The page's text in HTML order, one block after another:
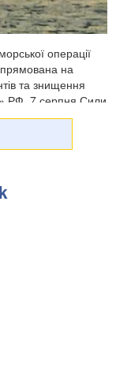
операції
на
та знищення
РФ. 7 серпня Сили
побл...